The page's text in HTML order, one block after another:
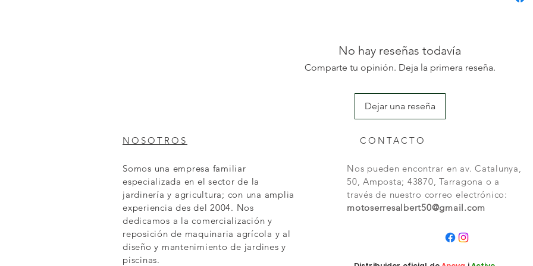
No hay reseñas todavía
Comparte tu opinión. Deja la primera reseña.
Dejar una reseña
NOSOTROS
Somos una empresa familiar
especializada en el sector de la
jardinería y agricultura; con una amplia
experiencia des del 2004. Nos
dedicamos a la comercialización y
reposición de maquinaria agrícola y al
diseño y mantenimiento de jardines y
piscinas.
CONTACTO
Nos pueden encontrar en av. Catalunya,
50, Amposta; 43870, Tarragona o a
través de nuestro correo electrónico:
motoserresalbert50@gmail.com